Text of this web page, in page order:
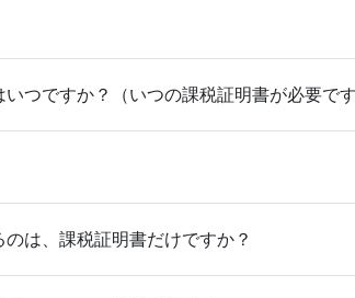
つですか？（いつの課税証明書が必要です
は、課税証明書だけですか？